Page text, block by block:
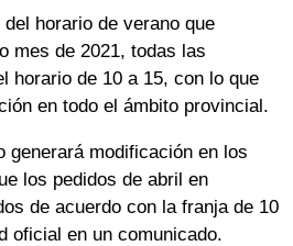
horario de verano que
mes de 2021, todas las
horario de 10 a 15, con lo que
en todo el ámbito provincial.
generará modificación en los
los pedidos de abril en
de acuerdo con la franja de 10
oficial en un comunicado.